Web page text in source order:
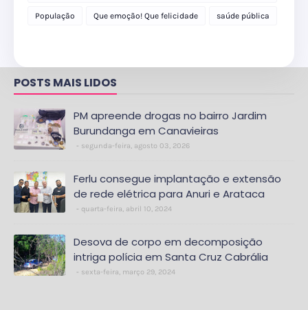
delegacia
População Que emoção! Que felicidade saúde pública
POSTS MAIS LIDOS
PM apreende drogas no bairro Jardim
Burundanga em Canavieiras
segunda-feira, agosto 03, 2026
Ferlu consegue implantação e extensão
de rede elétrica para Anuri e Arataca
quarta-feira, abril 10, 2024
Desova de corpo em decomposição
intriga polícia em Santa Cruz Cabrália
sexta-feira, março 29, 2024